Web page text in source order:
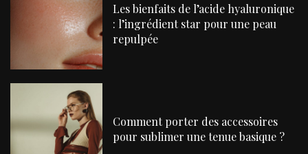
Les bienfaits de l’acide hyaluronique
: l’ingrédient star pour une peau
repulpée
Comment porter des accessoires
pour sublimer une tenue basique ?